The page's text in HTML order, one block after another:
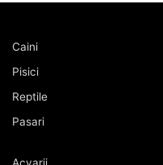
Caini
Pisici
Reptile
Pasari